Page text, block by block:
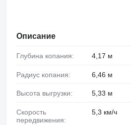
Описание
Глубина копания: 4,17 м
Радиус копания: 6,46 м
Высота выгрузки: 5,33 м
Скорость
передвижения:
5,3 км/ч